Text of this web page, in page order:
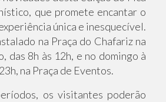
que promete encantar o
única e inesquecível.
na Praça do Chafariz na
das 8h às 12h, e no domingo à
na Praça de Eventos.
os visitantes poderão